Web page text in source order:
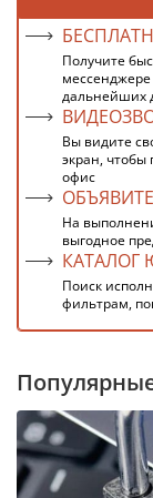
Получите
дальнейших
Вы видите
экран, чтобы
офис
На
выгодное
КАТАЛОГ
Поиск
фильтрам,